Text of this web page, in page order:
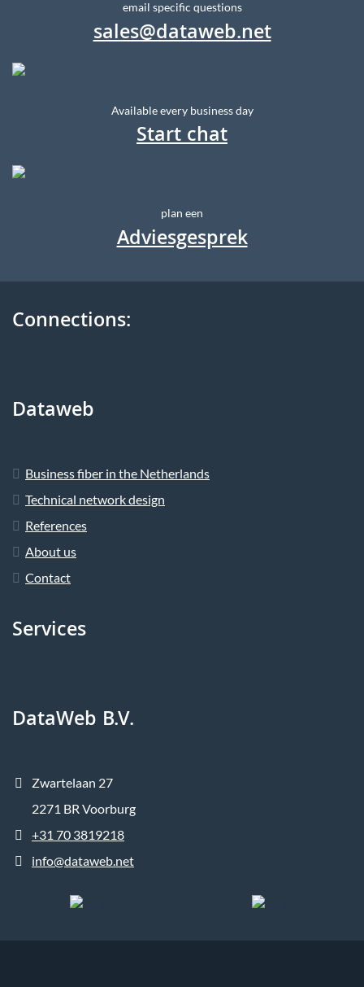
email specific questions
sales@dataweb.net
Available every business day
Start chat
plan een
Adviesgesprek
Connections:
Dataweb
Business fiber in the Netherlands
Technical network design
References
About us
Contact
Services
DataWeb B.V.
Zwartelaan 27
2271 BR Voorburg
+31 70 3819218
info@dataweb.net